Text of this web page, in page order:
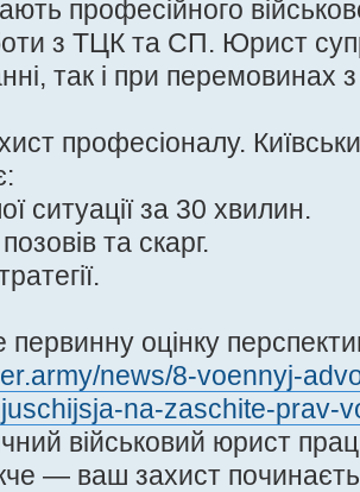
професійного
з ТЦК та СП. Юрист
так і при
професіоналу.
ситуації за 30 хвилин.
та скарг.
оцінку
news/8-voennyj-
na-zaschite-prav-
військовий юрист
— ваш захист